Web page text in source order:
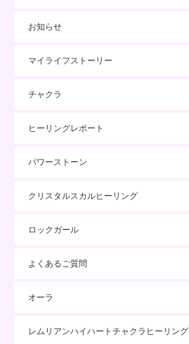
お知らせ
マイライフストーリー
チャクラ
ヒーリングレポート
パワーストーン
クリスタルスカルヒーリング
ロックガール
よくあるご質問
オーラ
レムリアンハイハートチャクラヒーリング